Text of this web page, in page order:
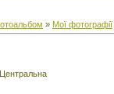
» Мої фотографії